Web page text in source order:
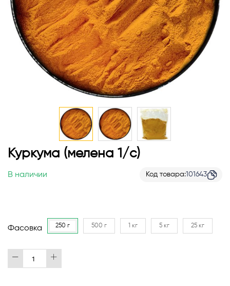
Перейти
кКуркума (мелена 1/с)
В наличии Код товара 101643
Фасовка 250 г 500 г 1 кг 5 кг 25 кг